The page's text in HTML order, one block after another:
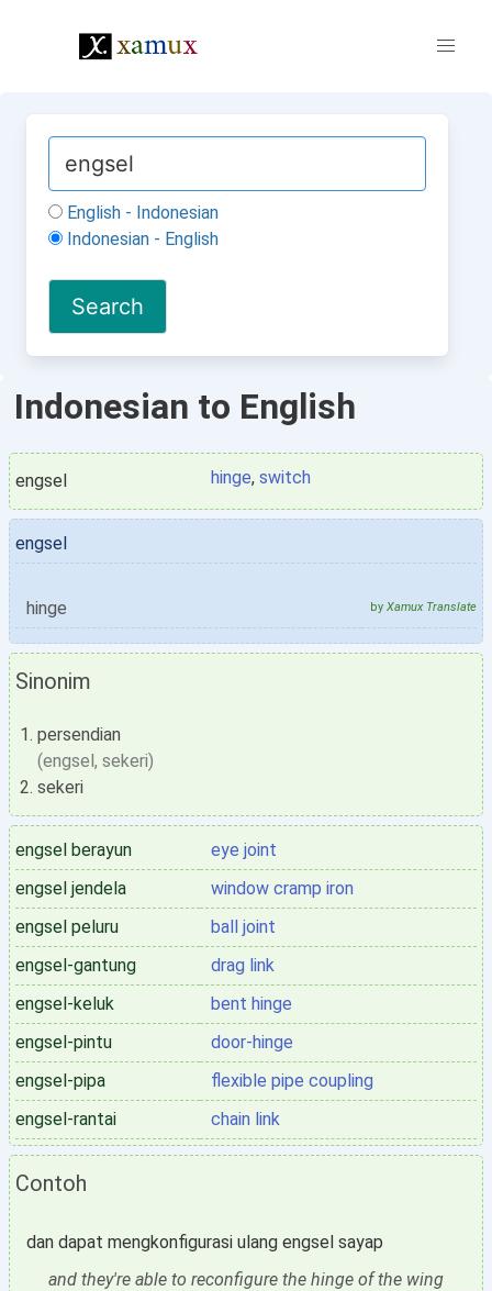
English - Indonesian
Indonesian - English
Indonesian to English
engsel hinge, switch
engsel
hinge by Xamux Translate
Sinonim
persendian
(engsel, sekeri)
sekeri
engsel berayun
eye joint
engsel jendela
window cramp iron
engsel peluru
ball joint
engsel-gantung
drag link
engsel-keluk
bent hinge
engsel-pintu
door-hinge
engsel-pipa
flexible pipe coupling
engsel-rantai
chain link
Contoh
dan dapat mengkonfigurasi ulang engsel sayap
and they're able to reconfigure the hinge of the wing